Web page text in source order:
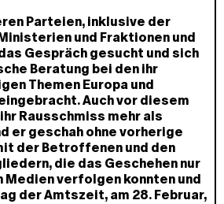
Parteien, inklusive der
und Fraktionen und
Gespräch gesucht und sich
Beratung bei den ihr
Themen Europa und
Auch vor diesem
Rausschmiss mehr als
er geschah ohne vorherige
der Betroffenen und den
die das Geschehen nur
Medien verfolgen konnten und
der Amtszeit, am 28. Februar,